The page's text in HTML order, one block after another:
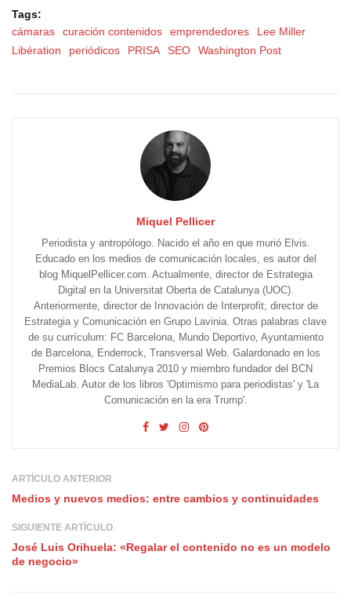
Tags:
cámaras
curación contenidos emprendedores
Lee Miller
Libération
periódicos PRISA SEO Washington Post
Miquel Pellicer
Periodista y antropólogo. Nacido el año en que murió Elvis.
Educado en los medios de comunicación locales, es autor del
blog MiquelPellicer.com. Actualmente, director de Estrategia
Digital en la Universitat Oberta de Catalunya (UOC).
Anteriormente, director de Innovación de Interprofit; director de
Estrategia y Comunicación en Grupo Lavinia. Otras palabras clave
de su currículum: FC Barcelona, Mundo Deportivo, Ayuntamiento
de Barcelona, Enderrock, Transversal Web. Galardonado en los
Premios Blocs Catalunya 2010 y miembro fundador del BCN
MediaLab. Autor de los libros 'Optimismo para periodistas' y 'La
Comunicación en la era Trump'.
ARTÍCULO ANTERIOR
Medios y nuevos medios: entre cambios y continuidades
SIGUIENTE ARTÍCULO
José Luis Orihuela: «Regalar el contenido no es un modelo
de negocio»